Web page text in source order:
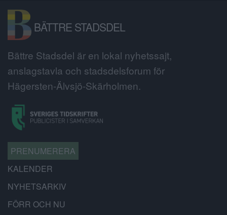
BÄTTRE STADSDEL
Bättre Stadsdel är en lokal nyhetssajt,
anslagstavla och stadsdelsforum för
Hägersten-Älvsjö-Skärholmen.
PRENUMERERA
KALENDER
NYHETSARKIV
FÖRR OCH NU